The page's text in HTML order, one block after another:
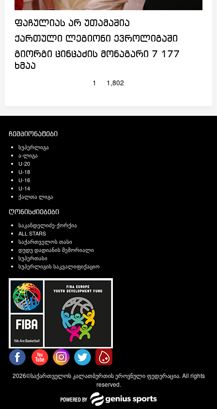
ფაჩულიას არ უთამაშია
ქართული ლეგიონი ევროლიგაში
გიორგი ცინცაძის მონაგარი 7 177
ხმაა
1
1,802
ჩემპიონატები
სუპერლიგა
ა-ლიგა
U-20
U-18
U-16
U-14
ქალთა ლიგა
ღონისძიებები
საკანდელიძე-ქორქია
ALL STARS
საქართველოს თასი
დუდუ დადიანის მემორიალი
სუპერთასი
სუპერლიგის საკვალიფიქაციო
2026©საქართველოს კალათბურთის ეროვნული ფედერაცია. All rights
reserved.